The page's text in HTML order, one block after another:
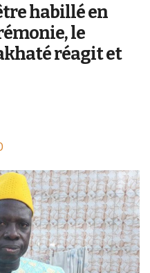
habillé en
le
réagit et